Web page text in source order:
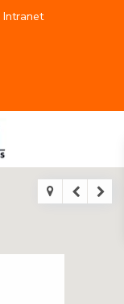
Intranet